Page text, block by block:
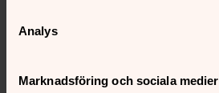
Analys
Marknadsföring och sociala medier